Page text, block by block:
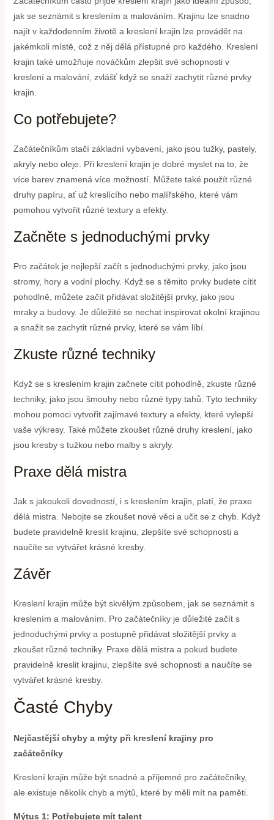
jak se seznámit s kreslením a malováním. Krajinu lze snadno
najít v každodenním životě a kreslení krajin lze provádět na
jakémkoli místě, což z něj dělá přístupné pro každého. Kreslení
krajin také umožňuje nováčkům zlepšit své schopnosti v
kreslení a malování, zvlášť když se snaží zachytit různé prvky
krajin.
Co potřebujete?
Začátečníkům stačí základní vybavení, jako jsou tužky, pastely,
akryly nebo oleje. Při kreslení krajin je dobré myslet na to, že
více barev znamená více možností. Můžete také použít různé
druhy papíru, ať už kreslícího nebo malířského, které vám
pomohou vytvořit různé textury a efekty.
Začněte s jednoduchými prvky
Pro začátek je nejlepší začít s jednoduchými prvky, jako jsou
stromy, hory a vodní plochy. Když se s těmito prvky budete cítit
pohodlně, můžete začít přidávat složitější prvky, jako jsou
mraky a budovy. Je důležité se nechat inspirovat okolní krajinou
a snažit se zachytit různé prvky, které se vám líbí.
Zkuste různé techniky
Když se s kreslením krajin začnete cítit pohodlně, zkuste různé
techniky, jako jsou šmouhy nebo různé typy tahů. Tyto techniky
mohou pomoci vytvořit zajímavé textury a efekty, které vylepší
vaše výkresy. Také můžete zkoušet různé druhy kreslení, jako
jsou kresby s tužkou nebo malby s akryly.
Praxe dělá mistra
Jak s jakoukoli dovedností, i s kreslením krajin, platí, že praxe
dělá mistra. Nebojte se zkoušet nové věci a učit se z chyb. Když
budete pravidelně kreslit krajinu, zlepšíte své schopnosti a
naučíte se vytvářet krásné kresby.
Závěr
Kreslení krajin může být skvělým způsobem, jak se seznámit s
kreslením a malováním. Pro začátečníky je důležité začít s
jednoduchými prvky a postupně přidávat složitější prvky a
zkoušet různé techniky. Praxe dělá mistra a pokud budete
pravidelně kreslit krajinu, zlepšíte své schopnosti a naučíte se
vytvářet krásné kresby.
Časté Chyby
Nejčastější chyby a mýty při kreslení krajiny pro
začátečníky
Kreslení krajin může být snadné a příjemné pro začátečníky,
ale existuje několik chyb a mýtů, které by měli mít na paměti.
Mýtus 1: Potřebujete mít talent